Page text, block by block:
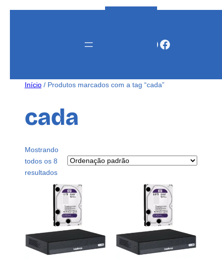
Facebook
Início/ Produtos marcados com a tag “cada”
cada
Mostrando
todos os 8
resultados